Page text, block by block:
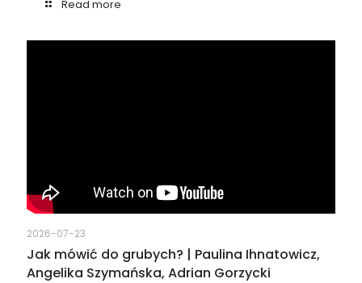
Read more
2026-07-23
Jak mówić do grubych? | Paulina Ihnatowicz,
Angelika Szymańska, Adrian Gorzycki